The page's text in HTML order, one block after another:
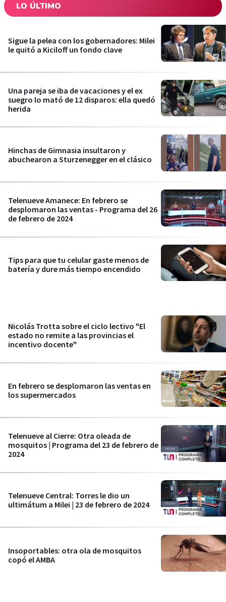
LO ÚLTIMO
Sigue la pelea con los gobernadores: Milei
le quitó a Kiciloff un fondo clave
Una pareja se iba de vacaciones y el ex
suegro lo mató de 12 disparos: ella quedó
herida
Hinchas de Gimnasia insultaron y
abuchearon a Sturzenegger en el clásico
Telenueve Amanece: En febrero se
desplomaron las ventas - Programa del 26
de febrero de 2024
Tips para que tu celular gaste menos de
batería y dure más tiempo encendido
Nicolás Trotta sobre el ciclo lectivo "El
estado no remite a las provincias el
incentivo docente"
En febrero se desplomaron las ventas en
los supermercados
Telenueve al Cierre: Otra oleada de
mosquitos | Programa del 23 de febrero de
2024
Telenueve Central: Torres le dio un
ultimátum a Milei | 23 de febrero de 2024
Insoportables: otra ola de mosquitos
copó el AMBA